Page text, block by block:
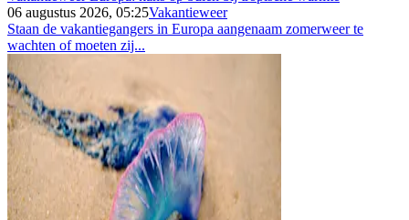
06 augustus 2026, 05:25Vakantieweer
Staan de vakantiegangers in Europa aangenaam zomerweer te
wachten of moeten zij...